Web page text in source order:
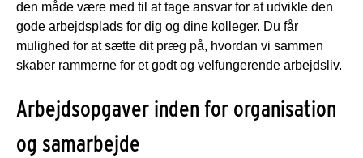
den måde være med til at tage ansvar for at udvikle den
gode arbejdsplads for dig og dine kolleger. Du får
mulighed for at sætte dit præg på, hvordan vi sammen
skaber rammerne for et godt og velfungerende arbejdsliv.
Arbejdsopgaver inden for organisation
og samarbejde